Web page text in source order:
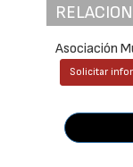
Asociación
Solicitar